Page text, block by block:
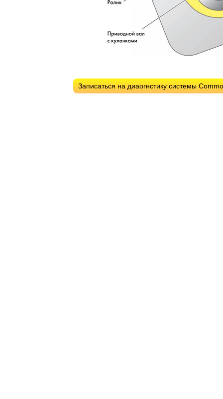
Записаться на диаогнстику системы